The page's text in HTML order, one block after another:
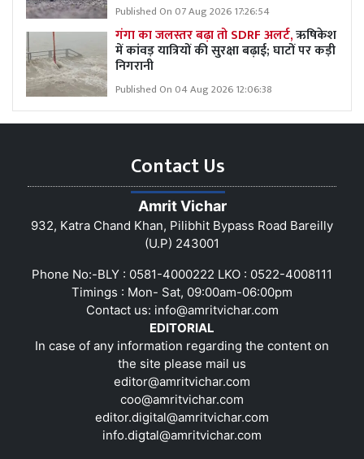
Published On 07 Aug 2026 17:26:54
गंगा का जलस्तर बढ़ा तो SDRF अलर्ट,ऋषिकेश
में कांवड़ यात्रियों की सुरक्षा बढ़ाई; घाटों पर कड़ी
निगरानी
Published On 04 Aug 2026 12:06:38
Contact Us
Amrit Vichar
932, Katra Chand Khan, Pilibhit Bypass Road Bareilly
(U.P) 243001
Phone No:-BLY : 0581-4000222 LKO : 0522-4008111
Timings : Mon- Sat, 09:00am-06:00pm
Contact us: info@amritvichar.com
EDITORIAL
In case of any information regarding the content on
the site please mail us
editor@amritvichar.com
coo@amritvichar.com
editor.digital@amritvichar.com
info.digtal@amritvichar.com